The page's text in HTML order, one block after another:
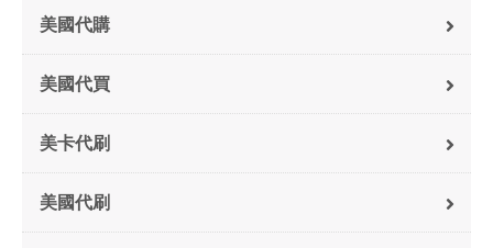
美國代購
美國代買
美卡代刷
美國代刷